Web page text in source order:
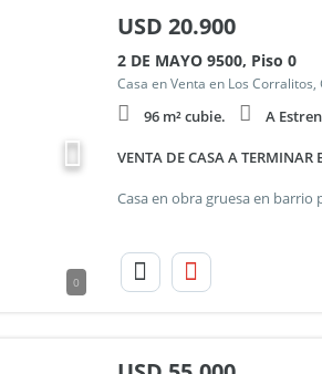
0
USD 20.900
2 DE MAYO 9500, Piso 0
Casa en Venta en Los
96 m² cubie. A
VENTA DE CASA A TERMINAR